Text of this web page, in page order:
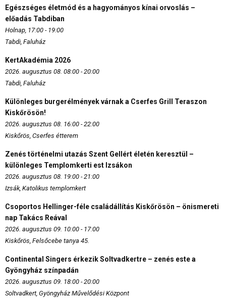
Egészséges életmód és a hagyományos kínai orvoslás –
előadás Tabdiban
Holnap, 17:00 - 19:00
Tabdi, Faluház
KertAkadémia 2026
2026. augusztus 08. 08:00 - 20:00
Tabdi, Faluház
Különleges burgerélmények várnak a Cserfes Grill Teraszon
Kiskőrösön!
2026. augusztus 08. 16:00 - 22:00
Kiskőrös, Cserfes étterem
Zenés történelmi utazás Szent Gellért életén keresztül –
különleges Templomkerti est Izsákon
2026. augusztus 08. 19:00 - 21:00
Izsák, Katolikus templomkert
Csoportos Hellinger-féle családállítás Kiskőrösön – önismereti
nap Takács Reával
2026. augusztus 09. 10:00 - 17:00
Kiskőrös, Felsőcebe tanya 45.
Continental Singers érkezik Soltvadkertre – zenés este a
Gyöngyház színpadán
2026. augusztus 09. 18:00 - 20:00
Soltvadkert, Gyöngyház Művelődési Központ